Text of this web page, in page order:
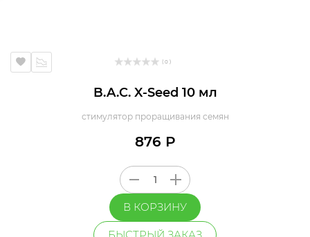
( 0 )
B.A.C. X-Seed 10 мл
стимулятор проращивания семян
876 Р
В КОРЗИНУ